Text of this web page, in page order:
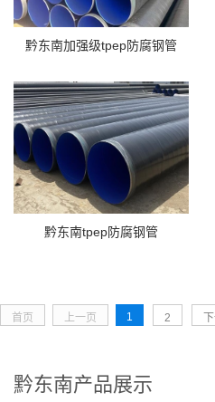
黔东南加强级tpep防腐钢管
黔东南tpep防腐钢管
首页 上一页 1 2
黔东南产品展示